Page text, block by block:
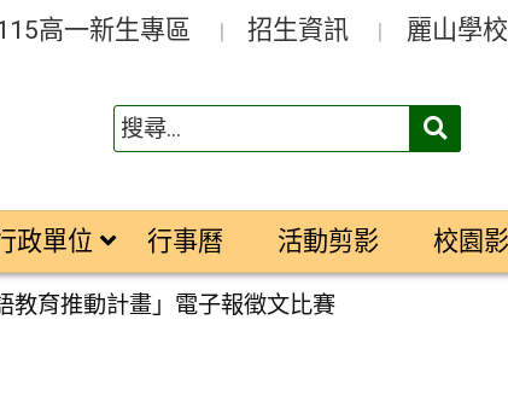
高一新生專區 招生資訊 麗山學
搜
政單位 行事曆 活動剪影 校園
教育推動計畫」電子報徵文比賽